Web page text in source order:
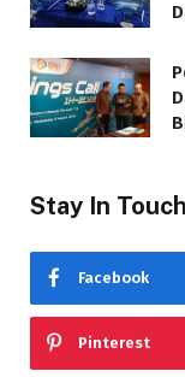
Stay In Touch
Facebook
Pinterest